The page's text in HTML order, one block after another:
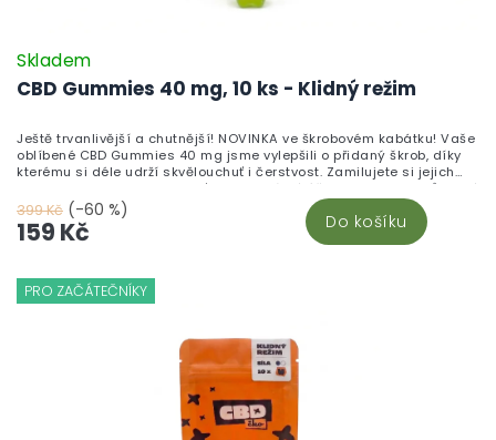
CBD Gummies 40 mg, 10 ks - Klidný režim
Skladem
399 Kč (-60 %)
159 Kč Do košíku
Ještě trvanlivější a chutnější! NOVINKA ve škrobovém kabátku! Vaše
oblíbené CBD Gummies 40 mg jsme vylepšili o přidaný škrob, díky
kterému si déle udrží skvělouchuť i čerstvost. Zamilujete si jejich
neodolatelnou sladkou chuť a blahodárné účinky kanabinoidů, které
pomáhají zklidnit tělo i mysl. Vyrobeno v České republice z vysoce
kvalitního CBD izolátu a testováno v nezávislých laboratořích pro
maximální kvalitu a bezpečnost.Chuť, která vydrží. Účinky, které
PRO ZAČÁTEČNÍKY